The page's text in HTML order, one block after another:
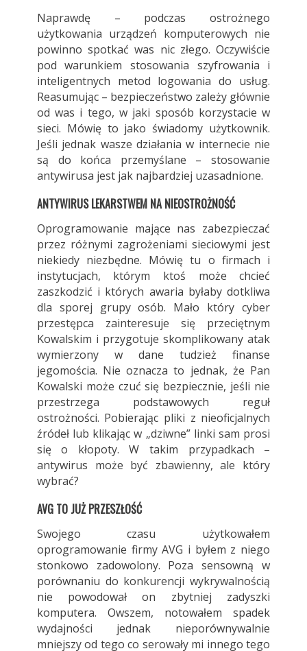
Naprawdę – podczas ostrożnego
użytkowania urządzeń komputerowych nie
powinno spotkać was nic złego. Oczywiście
pod warunkiem stosowania szyfrowania i
inteligentnych metod logowania do usług.
Reasumując – bezpieczeństwo zależy głównie
od was i tego, w jaki sposób korzystacie w
sieci. Mówię to jako świadomy użytkownik.
Jeśli jednak wasze działania w internecie nie
są do końca przemyślane – stosowanie
antywirusa jest jak najbardziej uzasadnione.
ANTYWIRUS LEKARSTWEM NA NIEOSTROŻNOŚĆ
Oprogramowanie mające nas zabezpieczać
przez różnymi zagrożeniami sieciowymi jest
niekiedy niezbędne. Mówię tu o firmach i
instytucjach, którym ktoś może chcieć
zaszkodzić i których awaria byłaby dotkliwa
dla sporej grupy osób. Mało który cyber
przestępca zainteresuje się przeciętnym
Kowalskim i przygotuje skomplikowany atak
wymierzony w dane tudzież finanse
jegomościa. Nie oznacza to jednak, że Pan
Kowalski może czuć się bezpiecznie, jeśli nie
przestrzega podstawowych reguł
ostrożności. Pobierając pliki z nieoficjalnych
źródeł lub klikając w „dziwne” linki sam prosi
się o kłopoty. W takim przypadkach –
antywirus może być zbawienny, ale który
wybrać?
AVG TO JUŻ PRZESZŁOŚĆ
Swojego czasu użytkowałem
oprogramowanie firmy AVG i byłem z niego
stonkowo zadowolony. Poza sensowną w
porównaniu do konkurencji wykrywalnością
nie powodował on zbytniej zadyszki
komputera. Owszem, notowałem spadek
wydajności jednak nieporównywalnie
mniejszy od tego co serowały mi innego tego